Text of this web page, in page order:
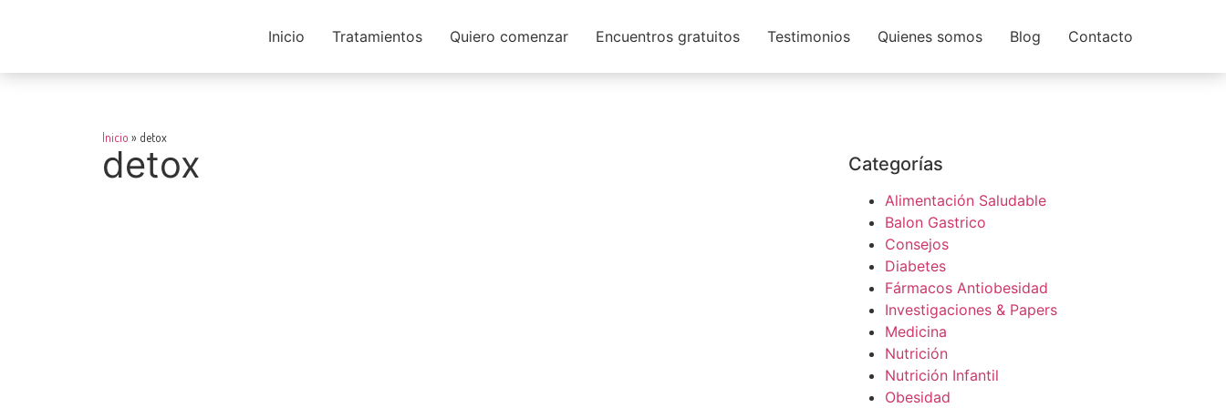
Inicio Tratamientos Quiero comenzar Encuentros gratuitos Testimonios Quienes somos Blog Contacto
Inicio » detox
detox Categorías
Alimentación Saludable
Balon Gastrico
Consejos
Diabetes
Fármacos Antiobesidad
Investigaciones & Papers
Medicina
Nutrición
Nutrición Infantil
Obesidad